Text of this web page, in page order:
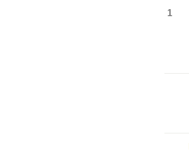
1